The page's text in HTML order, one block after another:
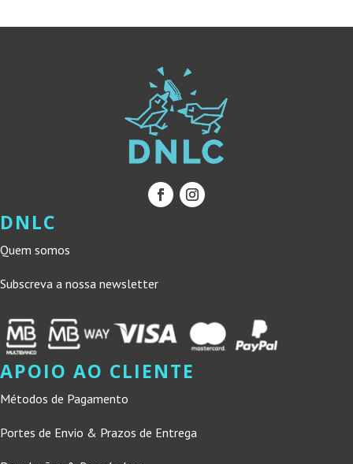
DNLC
Quem somos
Subscreva a nossa newsletter
APOIO AO CLIENTE
Métodos de Pagamento
Portes de Envio & Prazos de Entrega